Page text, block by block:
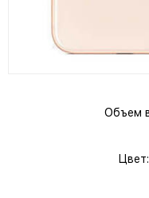
Объем
Цвет: